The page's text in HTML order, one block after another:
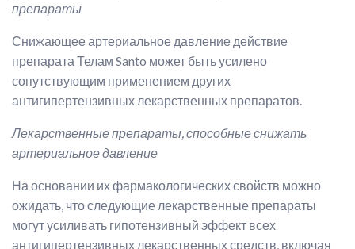
препараты
Снижающее артериальное давление действие
препарата Телам Santo может быть усилено
сопутствующим применением других
антигипертензивных лекарственных препаратов.
Лекарственные препараты, способные снижать
артериальное давление
На основании их фармакологических свойств можно
ожидать, что следующие лекарственные препараты
могут усиливать гипотензивный эффект всех
антигипертензивных лекарственных средств, включая